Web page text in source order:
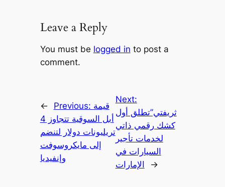
Leave a Reply
You must be logged in to post a
comment.
← Previous: قيمة
أبل السوقية تتجاوز 4
تريليونات دولار لتنضم
إلى مايكروسوفت
وإنفيديا
Next:
ثريفتي”تطلق أول
كشك رقمي ذاتي
لخدمات تأجير
السيارات في
الإمارات
→